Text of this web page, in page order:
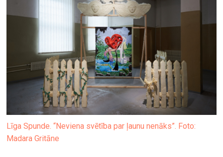
Līga Spunde. “Neviena svētība par ļaunu nenāks”. Foto:
Madara Gritāne